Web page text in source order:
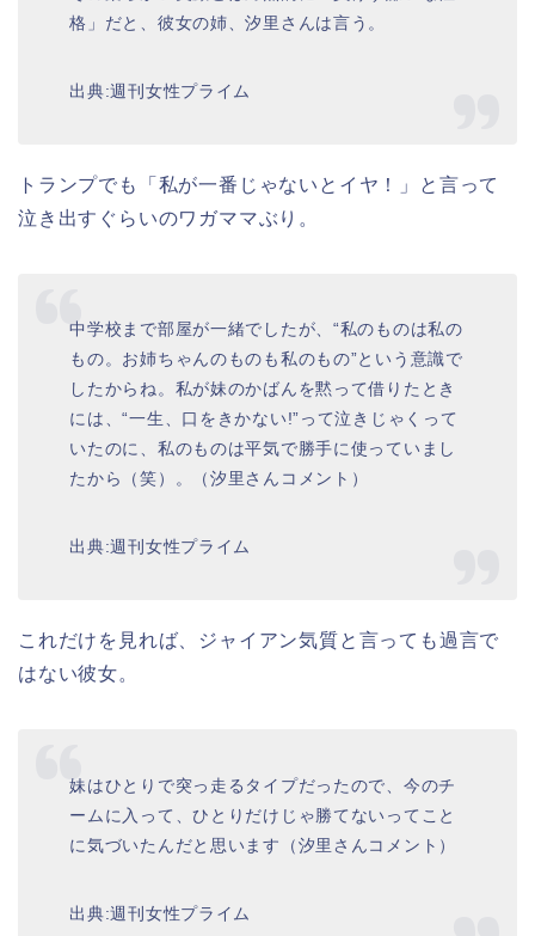
格」だと、彼女の姉、汐里さんは言う。
出典:週刊女性プライム
トランプでも「私が一番じゃないとイヤ！」と言って
泣き出すぐらいのワガママぶり。
中学校まで部屋が一緒でしたが、“私のものは私の
もの。お姉ちゃんのものも私のもの”という意識で
したからね。私が妹のかばんを黙って借りたとき
には、“一生、口をきかない!”って泣きじゃくって
いたのに、私のものは平気で勝手に使っていまし
たから（笑）。（汐里さんコメント）
出典:週刊女性プライム
これだけを見れば、ジャイアン気質と言っても過言で
はない彼女。
妹はひとりで突っ走るタイプだったので、今のチ
ームに入って、ひとりだけじゃ勝てないってこと
に気づいたんだと思います（汐里さんコメント）
出典:週刊女性プライム